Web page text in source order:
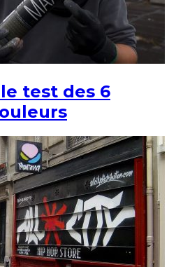
test des 6